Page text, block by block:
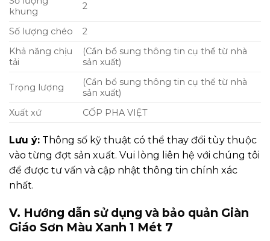
khung
2
Số lượng chéo
2
Khả năng chịu
tải
(Cần bổ sung thông tin cụ thể từ nhà
sản xuất)
Trọng lượng
(Cần bổ sung thông tin cụ thể từ nhà
sản xuất)
Xuất xứ
CỐP PHA VIỆT
Lưu ý: Thông số kỹ thuật có thể thay đổi tùy thuộc
vào từng đợt sản xuất. Vui lòng liên hệ với chúng tôi
để được tư vấn và cập nhật thông tin chính xác
nhất.
V. Hướng dẫn sử dụng và bảo quản Giàn
Giáo Sơn Màu Xanh 1 Mét 7